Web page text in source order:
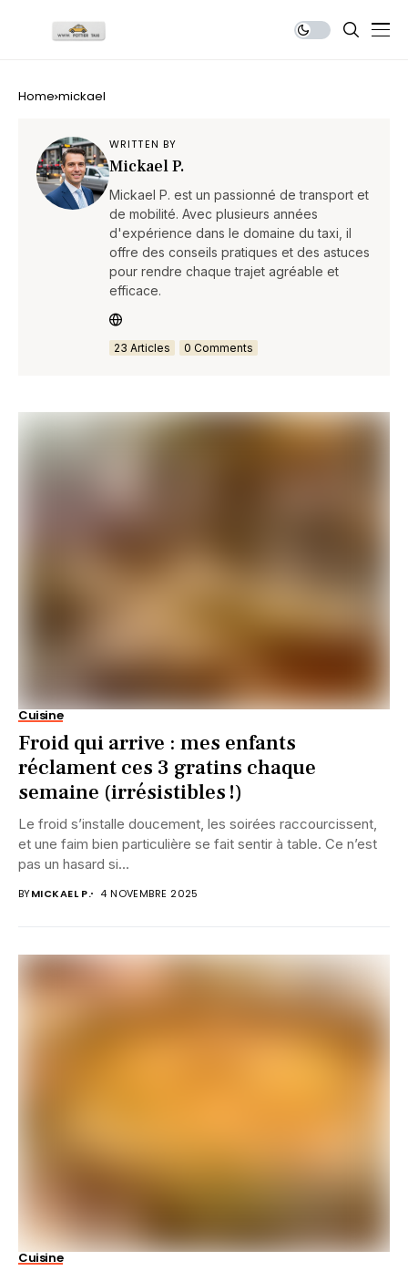
Home mickael
WRITTEN BY
Mickael P.
Mickael P. est un passionné de transport et
de mobilité. Avec plusieurs années
d'expérience dans le domaine du taxi, il
offre des conseils pratiques et des astuces
pour rendre chaque trajet agréable et
efficace.
23 Articles 0 Comments
Cuisine
Froid qui arrive : mes enfants
réclament ces 3 gratins chaque
semaine (irrésistibles !)
Le froid s’installe doucement, les soirées raccourcissent,
et une faim bien particulière se fait sentir à table. Ce n’est
pas un hasard si...
BYMICKAEL P. 4 NOVEMBRE 2025
Cuisine